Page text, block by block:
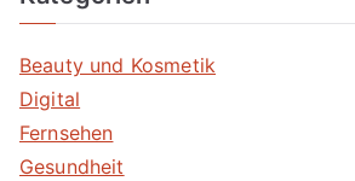
Beauty und Kosmetik
Digital
Fernsehen
Gesundheit